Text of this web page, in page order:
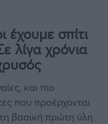
έχουμε σπίτι
λίγα χρόνια
και πιο
που προέρχονται
βασική πρώτη ύλη